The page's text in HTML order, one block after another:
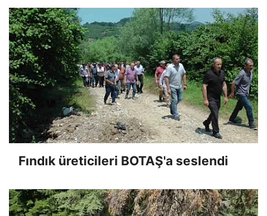
Fındık üreticileri BOTAŞ'a seslendi